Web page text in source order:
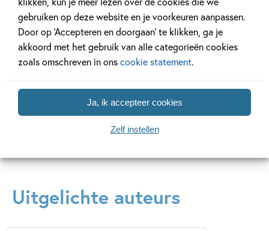
gebruiken op deze website en je voorkeuren aanpassen.
Door op ‘Accepteren en doorgaan’ te klikken, ga je
akkoord met het gebruik van alle categorieën cookies
zoals omschreven in onscookie statement.
Ja, ik accepteer cookies
Zelf instellen
Hoe ik per
ongeluk – Hoe ik
per ongeluk
gladiator werd
Hoe ik per
ongeluk – Hoe ik
per ongeluk
ridder werd
Uitgelichte auteurs